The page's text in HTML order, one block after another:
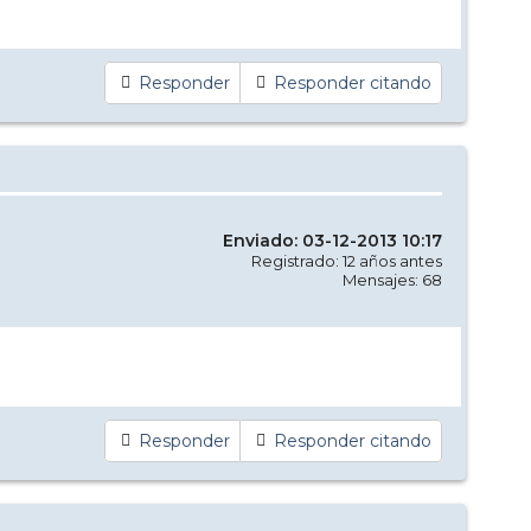
Responder Responder citando
Enviado: 03-12-2013 10:17
Registrado: 12 años antes
Mensajes: 68
Responder Responder citando